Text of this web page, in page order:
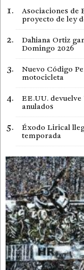
Asociaciones de
proyecto de ley
Dahiana Ortiz
Domingo 2026
Nuevo Código
motocicleta
EE.UU. devuelve
anulados
Éxodo Lirical
temporada